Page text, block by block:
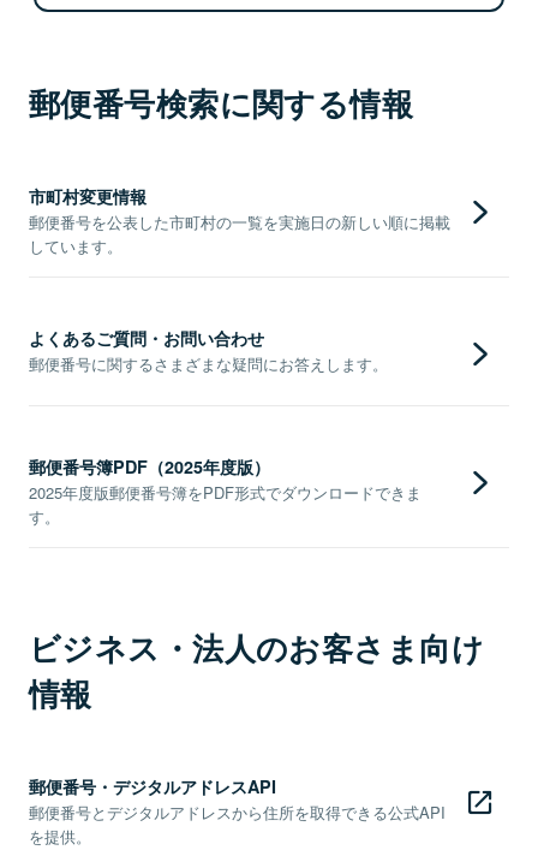
郵便番号検索に関する情報
市町村変更情報
郵便番号を公表した市町村の一覧を実施日の新しい順に掲載
しています。
よくあるご質問・お問い合わせ
郵便番号に関するさまざまな疑問にお答えします。
郵便番号簿PDF（2025年度版）
2025年度版郵便番号簿をPDF形式でダウンロードできま
す。
ビジネス・法人のお客さま向け
情報
郵便番号・デジタルアドレスAPI
郵便番号とデジタルアドレスから住所を取得できる公式API
を提供。